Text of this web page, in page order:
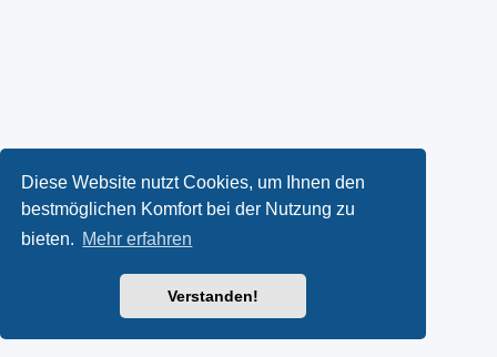
Diese Website nutzt Cookies, um Ihnen den
bestmöglichen Komfort bei der Nutzung zu
bieten. Mehr erfahren
Verstanden!